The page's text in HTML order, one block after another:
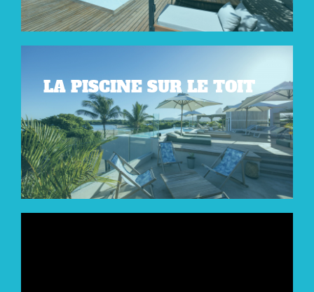
LA PISCINE SUR LE TOIT